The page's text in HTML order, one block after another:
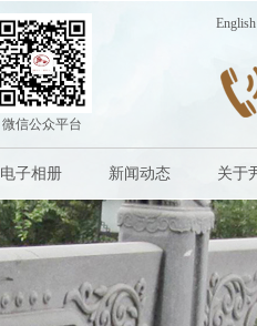
微信公众平台
English
电子相册 新闻动态 关于